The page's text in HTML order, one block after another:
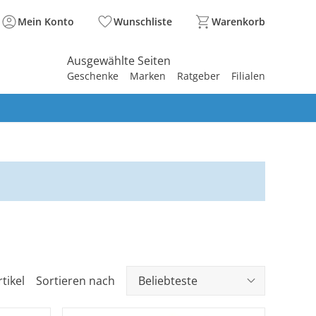
Mein Konto Wunschliste Warenkorb
Ausgewählte Seiten
Geschenke Marken Ratgeber Filialen
Sortieren nach